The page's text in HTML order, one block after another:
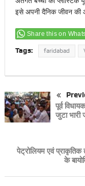
इसे अपनी दैनिक जीवन की
Share this on
Tags: faridabad
पूर्व
जुटा
पेट्रोलियम एवं
के